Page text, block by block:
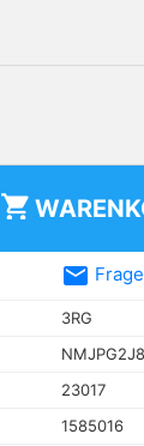
shopping_cart
email
3RG
NMJPG2J8
23017
1585016